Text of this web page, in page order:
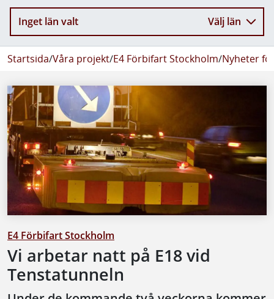
Inget län valt Välj län
Startsida/Våra projekt/E4 Förbifart Stockholm/Nyheter
E4 Förbifart Stockholm
Vi arbetar natt på E18 vid
Tenstatunneln